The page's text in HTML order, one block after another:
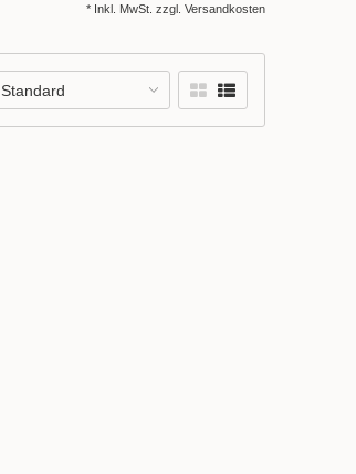
* Inkl. MwSt. zzgl. Versandkosten
Standard